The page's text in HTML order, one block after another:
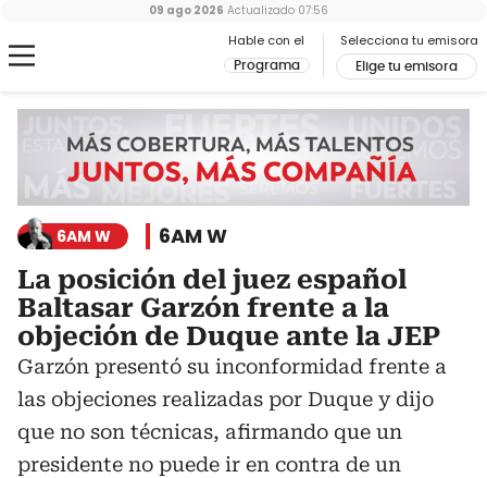
Hable con el
Programa
Selecciona tu emisora
Elige tu emisora
09 ago 2026 Actualizado 07:56
6AM W 6AM W
La posición del juez español
Baltasar Garzón frente a la
objeción de Duque ante la JEP
Garzón presentó su inconformidad frente a
las objeciones realizadas por Duque y dijo
que no son técnicas, afirmando que un
presidente no puede ir en contra de un